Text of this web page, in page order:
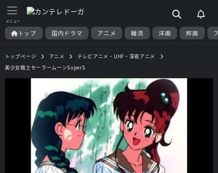
トップ 国内ドラマ アニメ 韓流 洋画 邦画
トップページ アニメ
テレビアニメ・UHF・深夜アニメ
美少女戦士セーラームーンSuperS